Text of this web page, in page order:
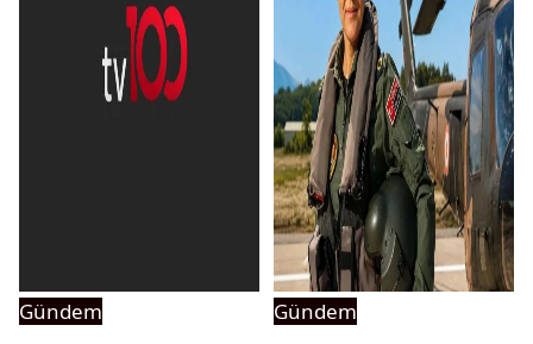
Gündem
Gündem